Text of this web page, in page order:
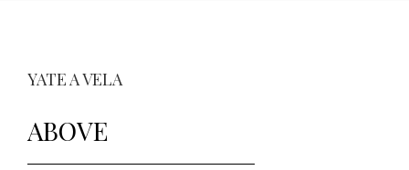
YATE A VELA
ABOVE